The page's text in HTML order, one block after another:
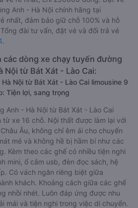
Anh - Hà Nội chính hãng tại
nhất, đảm bảo giữ chỗ 100% và hỗ
đài tư vấn, đặt vé và đổi trả vé
.
các dòng xe chạy tuyến đường
Nội từ Bát Xát - Lào Cai:
Nội từ Bát Xát - Lào Cai limousine 9
Tiện lợi, sang trọng
Anh - Hà Nội từ Bát Xát - Lào Cai
từ xe 16 chỗ. Nội thất được làm lại với
Âu, không chỉ êm ái cho chuyến
mẻ và không hề bị hầm bí như các
Kèm theo các ghế có nhiều tiện nghi
mini, ổ cắm usb, đèn đọc sách, hệ
Có vách ngăn riêng biệt giữa
khách. Khoảng cách giữa các ghế
nhồi nhét. Luôn đáp ứng được nhu
mái và tiện nghi trong việc di chuyển.